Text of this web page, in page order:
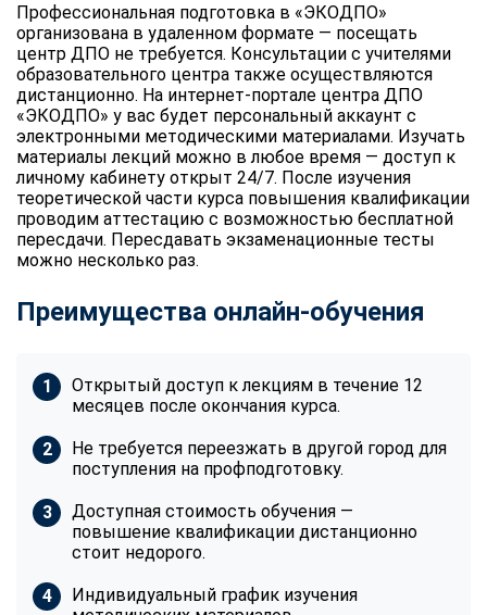
Профессиональная подготовка в «ЭКОДПО»
организована в удаленном формате — посещать
центр ДПО не требуется. Консультации с учителями
образовательного центра также осуществляются
дистанционно. На интернет-портале центра ДПО
«ЭКОДПО» у вас будет персональный аккаунт с
электронными методическими материалами. Изучать
материалы лекций можно в любое время — доступ к
личному кабинету открыт 24/7. После изучения
теоретической части курса повышения квалификации
проводим аттестацию с возможностью бесплатной
пересдачи. Пересдавать экзаменационные тесты
можно несколько раз.
Преимущества онлайн-обучения
Открытый доступ к лекциям в течение 12
месяцев после окончания курса.
Не требуется переезжать в другой город для
поступления на профподготовку.
Доступная стоимость обучения —
повышение квалификации дистанционно
стоит недорого.
Индивидуальный график изучения